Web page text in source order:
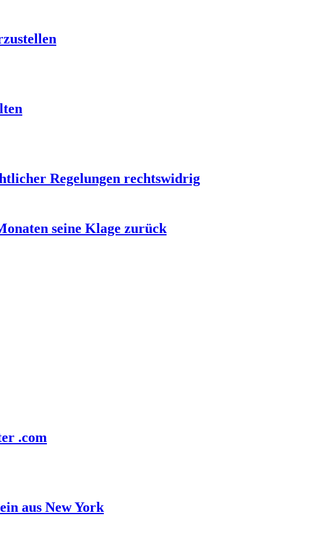
Regelungen rechtswidrig
seine Klage zurück
.com
aus New York